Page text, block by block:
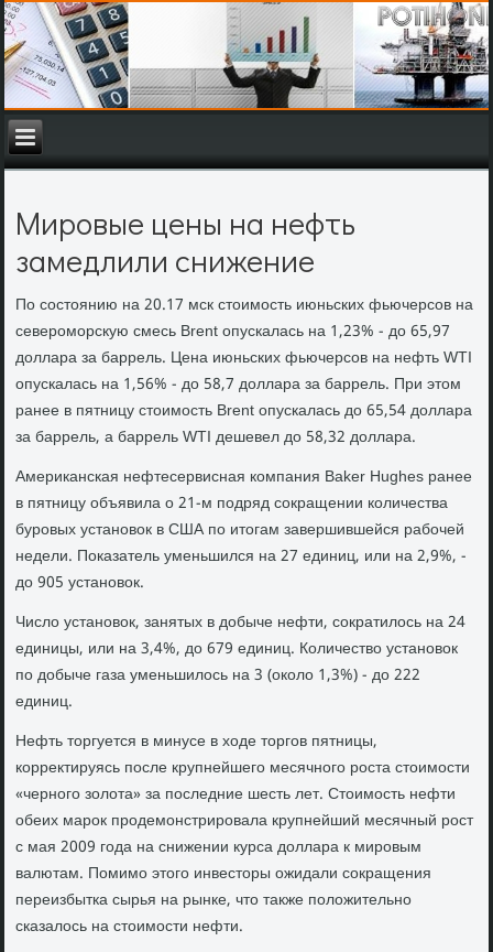
Мировые цены на нефть
замедлили снижение
По состоянию на 20.17 мск стоимость июньских фьючерсов на
североморскую смесь Brent опускалась на 1,23% - до 65,97
доллара за баррель. Цена июньских фьючерсов на нефть WTI
опускалась на 1,56% - до 58,7 доллара за баррель. При этом
ранее в пятницу стоимость Brent опускалась до 65,54 доллара
за баррель, а баррель WTI дешевел до 58,32 доллара.
Американская нефтесервисная компания Baker Hughes ранее
в пятницу объявила о 21-м подряд сокращении количества
буровых установок в США по итогам завершившейся рабочей
недели. Показатель уменьшился на 27 единиц, или на 2,9%, -
до 905 установок.
Число установок, занятых в добыче нефти, сократилось на 24
единицы, или на 3,4%, до 679 единиц. Количество установок
по добыче газа уменьшилось на 3 (около 1,3%) - до 222
единиц.
Нефть торгуется в минусе в ходе торгов пятницы,
корректируясь после крупнейшего месячного роста стоимости
«черного золота» за последние шесть лет. Стоимость нефти
обеих марок продемонстрировала крупнейший месячный рост
с мая 2009 года на снижении курса доллара к мировым
валютам. Помимо этого инвесторы ожидали сокращения
переизбытка сырья на рынке, что также положительно
сказалось на стоимости нефти.